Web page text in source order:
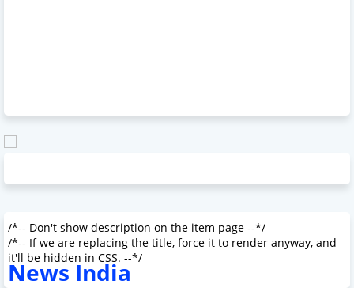
/*-- Don't show description on the item page --*/
/*-- If we are replacing the title, force it to render anyway, and
it'll be hidden in CSS. --*/
News India